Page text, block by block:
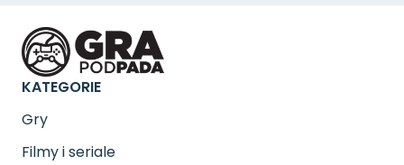
KATEGORIE
Gry
Filmy i seriale